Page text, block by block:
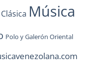
Música
Polo y Galerón Oriental